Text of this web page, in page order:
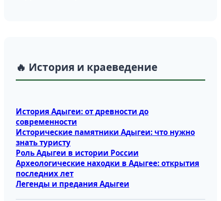
🔥 История и краеведение
История Адыгеи: от древности до
современности
Исторические памятники Адыгеи: что нужно
знать туристу
Роль Адыгеи в истории России
Археологические находки в Адыгее: открытия
последних лет
Легенды и предания Адыгеи